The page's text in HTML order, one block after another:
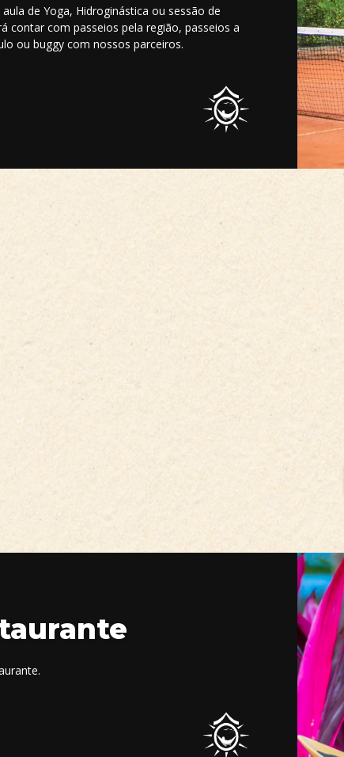
de Yoga, Hidroginástica ou sessão de
contar com passeios pela região, passeios a
ou buggy com nossos parceiros.